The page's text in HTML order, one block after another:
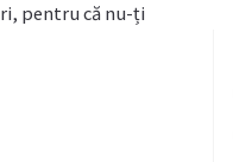
pentru că nu-ți